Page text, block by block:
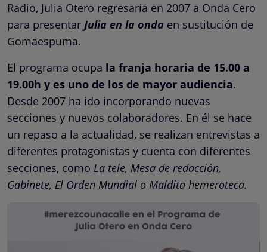
Radio, Julia Otero regresaría en 2007 a Onda Cero
para presentar Julia en la onda en sustitución de
Gomaespuma.
El programa ocupa la franja horaria de 15.00 a
19.00h y es uno de los de mayor audiencia.
Desde 2007 ha ido incorporando nuevas
secciones y nuevos colaboradores. En él se hace
un repaso a la actualidad, se realizan entrevistas a
diferentes protagonistas y cuenta con diferentes
secciones, como La tele, Mesa de redacción,
Gabinete, El Orden Mundial o Maldita hemeroteca.